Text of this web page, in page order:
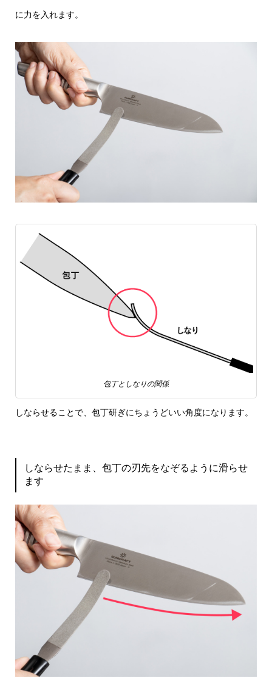
に力を入れます。
包丁としなりの関係
しならせることで、包丁研ぎにちょうどいい角度になります。
しならせたまま、包丁の刃先をなぞるように滑らせ
ます